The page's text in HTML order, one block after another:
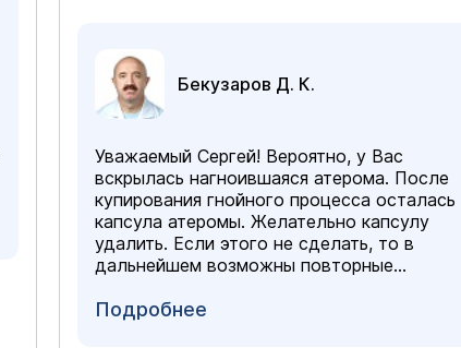
насколько это опасно?
Бекузаров Д. К.
Уважаемый Сергей! Вероятно, у Вас
вскрылась нагноившаяся атерома. После
купирования гнойного процесса осталась
капсула атеромы. Желательно капсулу
удалить. Если этого не сделать, то в
дальнейшем возможны повторные
(расписание приема
Подробнее